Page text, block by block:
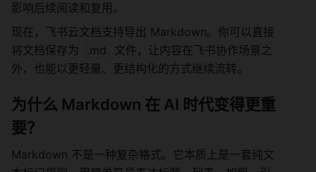
影响后续阅读和复用。
现在，飞书云文档支持导出 Markdown。你可以直接
将文档保存为
.md
文件，让内容在飞书协作场景之
外，也能以更轻量、更结构化的方式继续流转。
为什么 Markdown 在 AI 时代变得更重
要？
Markdown 不是一种复杂格式。它本质上是一套纯文